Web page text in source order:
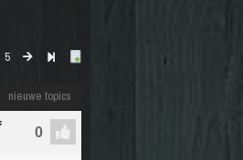
5
nieuwe topics